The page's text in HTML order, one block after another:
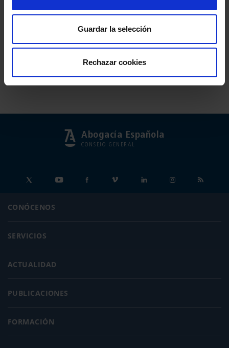
Guardar la selección
Rechazar cookies
Abogacía Española
CONSEJO GENERAL
CONÓCENOS
SERVICIOS
ACTUALIDAD
PUBLICACIONES
FORMACIÓN